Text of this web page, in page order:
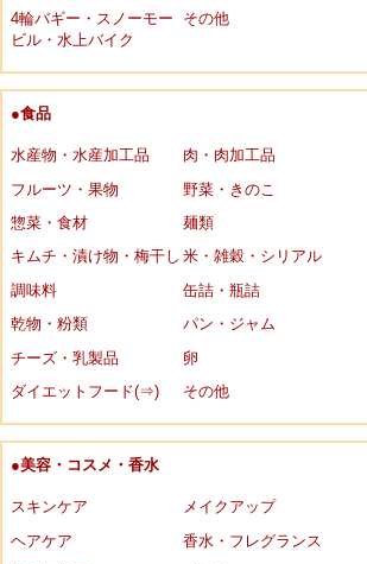
4輪バギー・スノーモー
ビル・水上バイク
その他
●食品
水産物・水産加工品
肉・肉加工品
フルーツ・果物
野菜・きのこ
惣菜・食材
麺類
キムチ・漬け物・梅干し 米・雑穀・シリアル
調味料
缶詰・瓶詰
乾物・粉類
パン・ジャム
チーズ・乳製品
卵
ダイエットフード(⇒)
その他
●美容・コスメ・香水
スキンケア
メイクアップ
ヘアケア
香水・フレグランス